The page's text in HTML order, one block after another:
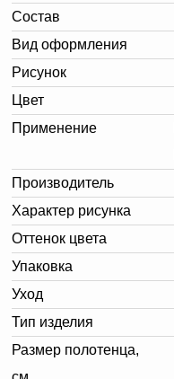
Состав
Вид оформления
Рисунок
Цвет
Применение
Производитель
Характер рисунка
Оттенок цвета
Упаковка
Уход
Тип изделия
Размер полотенца,